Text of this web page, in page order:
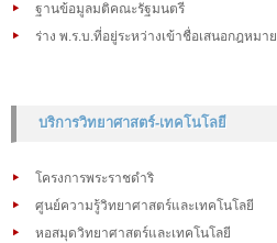
ฐานข้อมูลมติคณะรัฐมนตรี
ร่าง พ.ร.บ.ที่อยู่ระหว่างเข้าชื่อเสนอกฎหมาย
บริการวิทยาศาสตร์-เทคโนโลยี
โครงการพระราชดำริ
ศูนย์ความรู้วิทยาศาสตร์และเทคโนโลยี
หอสมุดวิทยาศาสตร์และเทคโนโลยี